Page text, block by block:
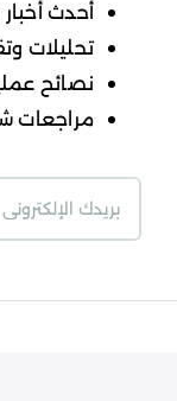
أحدث
تحليلات
نصائح
مراجعات